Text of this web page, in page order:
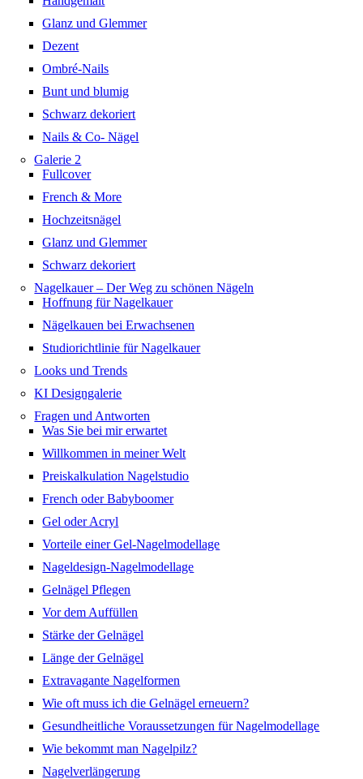
Glanz und Glemmer
Dezent
Ombré-Nails
Bunt und blumig
Schwarz dekoriert
Nails & Co- Nägel
Galerie 2
Fullcover
French & More
Hochzeitsnägel
Glanz und Glemmer
Schwarz dekoriert
Nagelkauer – Der Weg zu schönen Nägeln
Hoffnung für Nagelkauer
Nägelkauen bei Erwachsenen
Studiorichtlinie für Nagelkauer
Looks und Trends
KI Designgalerie
Fragen und Antworten
Was Sie bei mir erwartet
Willkommen in meiner Welt
Preiskalkulation Nagelstudio
French oder Babyboomer
Gel oder Acryl
Vorteile einer Gel-Nagelmodellage
Nageldesign-Nagelmodellage
Gelnägel Pflegen
Vor dem Auffüllen
Stärke der Gelnägel
Länge der Gelnägel
Extravagante Nagelformen
Wie oft muss ich die Gelnägel erneuern?
Gesundheitliche Voraussetzungen für Nagelmodellage
Wie bekommt man Nagelpilz?
Nagelverlängerung